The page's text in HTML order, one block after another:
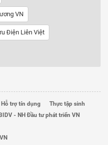
VN
Điện Liên Việt
Hỗ trợ tín dụng
Thực tập sinh
BIDV - NH Đầu tư phát triển VN